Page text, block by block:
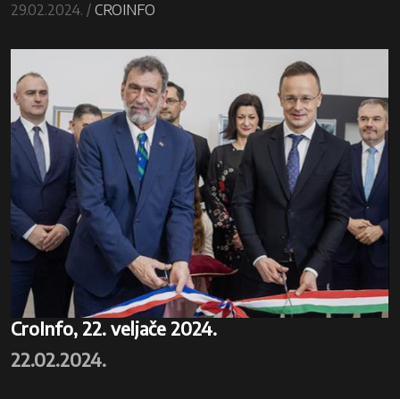
29.02.2024. / CROINFO
CroInfo, 22. veljače 2024.
22.02.2024.